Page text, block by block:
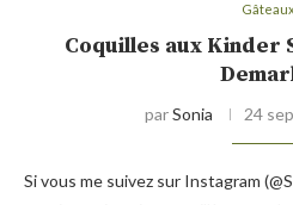
Gâteaux
Coquilles aux Kinder
parSonia 24
Si vous me suivez sur Instagram